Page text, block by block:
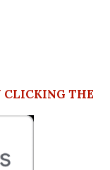
CLICKING THE